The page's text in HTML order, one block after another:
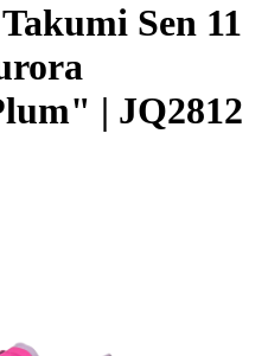
Sen 11
| JQ2812